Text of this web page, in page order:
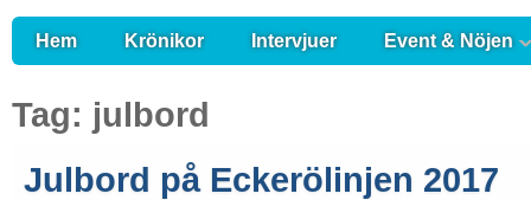
Hem Krönikor Intervjuer Event & Nöjen
Tag: julbord
Julbord på Eckerölinjen 2017